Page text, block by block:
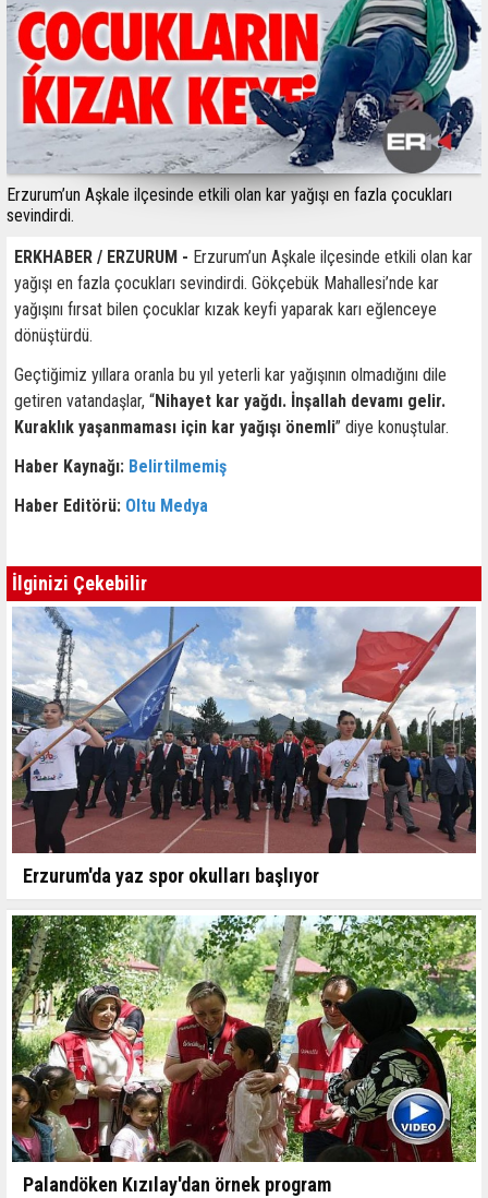
Erzurum’un Aşkale ilçesinde etkili olan kar yağışı en fazla çocukları
sevindirdi.
ERKHABER / ERZURUM - Erzurum’un Aşkale ilçesinde etkili olan kar
yağışı en fazla çocukları sevindirdi. Gökçebük Mahallesi’nde kar
yağışını fırsat bilen çocuklar kızak keyfi yaparak karı eğlenceye
dönüştürdü.
Geçtiğimiz yıllara oranla bu yıl yeterli kar yağışının olmadığını dile
getiren vatandaşlar, “Nihayet kar yağdı. İnşallah devamı gelir.
Kuraklık yaşanmaması için kar yağışı önemli” diye konuştular.
Haber Kaynağı: Belirtilmemiş
Haber Editörü: Oltu Medya
İlginizi Çekebilir
Erzurum'da yaz spor okulları başlıyor
Palandöken Kızılay'dan örnek program